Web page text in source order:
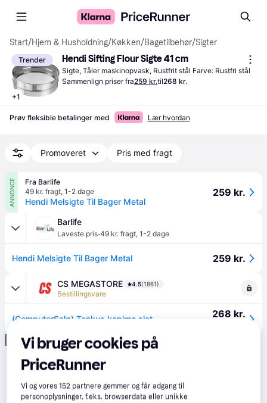
Start/Hjem & Husholdning/Køkken/Bagetilbehør/Sigter
Trender
+1
Hendi Sifting Flour Sigte 41 cm
Sigte, Tåler maskinopvask, Rustfrit stål Farve: Rustfri stål
Sammenlign priser fra259 kr.til268 kr.
Prøv fleksible betalinger med Lær hvordan
Promoveret Pris med fragt
ANNONCE
Fra Barlife
49 kr. fragt, 1-2 dage
Hendi Melsigte Til Bager Metal
259 kr.
Barlife
Laveste pris·49 kr. fragt, 1-2 dage
Hendi Melsigte Til Bager Metal 259 kr.
CS MEGASTORE 4.5(1861)
Bestillingsvare
268 kr.
Annonce
Vi bruger cookies på
PriceRunner
Vi og vores152 partnere gemmer og får adgang til
personoplysninger, f.eks. browserdata eller unikke